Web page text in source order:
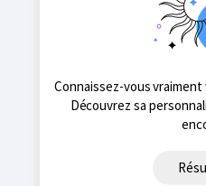
Connaissez-vous vraiment votre signe astrologique ?
Découvrez sa